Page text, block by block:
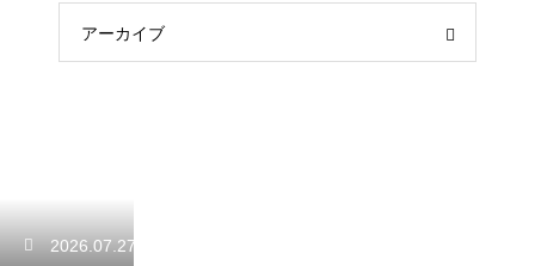
アーカイブ
2026.07.27